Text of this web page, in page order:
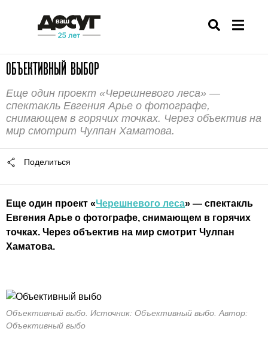
ОБЪЕКТИВНЫЙ ВЫБОР
Еще один проект «Черешневого леса» —
спектакль Евгения Арье о фотографе,
снимающем в горячих точках. Через объектив на
мир смотрит Чулпан Хаматова.
Поделиться
Еще один проект «Черешневого леса» — спектакль
Евгения Арье о фотографе, снимающем в горячих
точках. Через объектив на мир смотрит Чулпан
Хаматова.
Объективный выбо. Источник: Объективный выбо. Автор:
Объективный выбо